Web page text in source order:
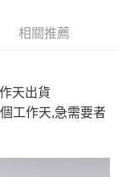
認頁面所載為準。
過，訂單將自動取
分期系統評分，恕無
式。 讓您購物簡單
相關推薦
天出貨
工作天,急需要者